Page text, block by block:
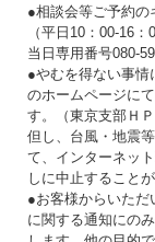
●相談会等ご予約の
（平日10：00-16
当日専用番号080-
●やむを得ない事情
のホームページに
す。（東京支部Ｈ
但し、台風・地震
て、インターネッ
しに中止することが
●お客様からいただ
に関する通知にの